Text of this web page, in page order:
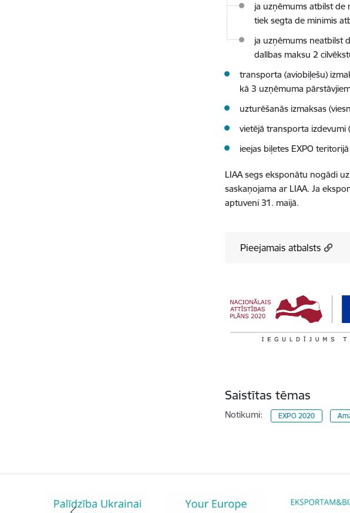
ja uzņēmums atbilst de
tiek segta de minimis
ja uzņēmums neatbilst
dalības maksu 2
transporta (aviobiļešu)
kā 3 uzņēmuma
uzturēšanās izmaksas
vietējā transporta
ieejas biļetes EXPO teritorijā
LIAA segs eksponātu nogādi
saskaņojama ar LIAA. Ja
aptuveni 31. maijā.
Pieejamais atbalsts
Saistītas tēmas
Notikumi: EXPO 2020